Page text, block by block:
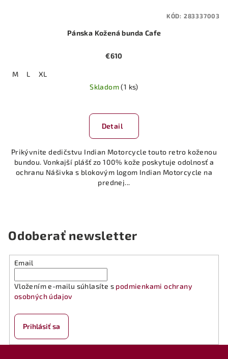
Pánska Kožená bunda Cafe
€610
M L
XL
Skladom(1 ks)
Detail
Prikývnite dedičstvu Indian Motorcycle touto retro koženou
bundou. Vonkajší plášť zo 100% kože poskytuje odolnosť a
ochranu Nášivka s blokovým logom Indian Motorcycle na
prednej...
KÓD: 283337003
Odoberať newsletter
Email
Vložením e-mailu súhlasíte s podmienkami ochrany
osobných údajov
Prihlásiť sa